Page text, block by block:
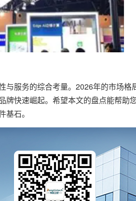
服务的综合考量。2026年的市场格
牌快速崛起。希望本文的盘点能帮助
石。